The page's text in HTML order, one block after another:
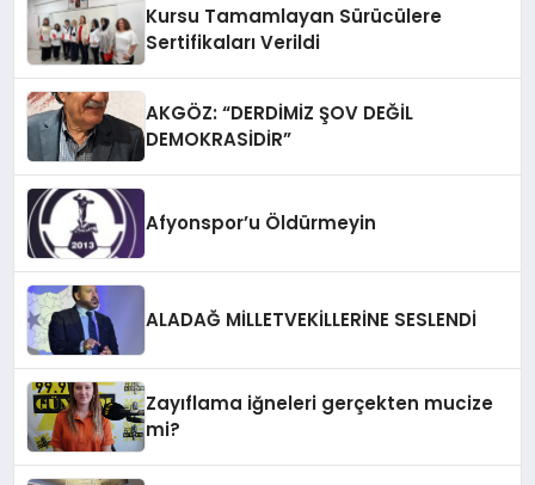
Kursu Tamamlayan Sürücülere
Sertifikaları Verildi
AKGÖZ: “DERDİMİZ ŞOV DEĞİL
DEMOKRASİDİR”
Afyonspor’u Öldürmeyin
ALADAĞ MİLLETVEKİLLERİNE SESLENDİ
Zayıflama iğneleri gerçekten mucize
mi?